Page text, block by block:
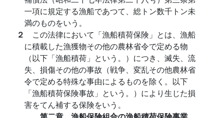
一項に規定する漁船であつて、総トン数千トン未
満のものをいう。
２ この法律において「漁船積荷保険」とは、漁船
に積載した漁獲物その他の農林省令で定める物
（以下「漁船積荷」という。）につき、滅失、流
失、損傷その他の事故（戦争、変乱その他農林省
令で定める特殊な事由によるものを除く。以下
「漁船積荷保険事故」という。）により生じた損
害をてん補する保険をいう。